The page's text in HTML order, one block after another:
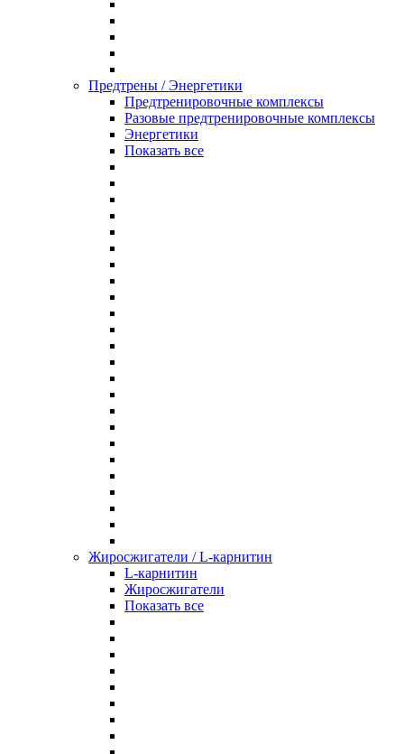
Предтрены / Энергетики
Предтренировочные комплексы
Разовые предтренировочные комплексы
Энергетики
Показать все
Жиросжигатели / L-карнитин
L-карнитин
Жиросжигатели
Показать все